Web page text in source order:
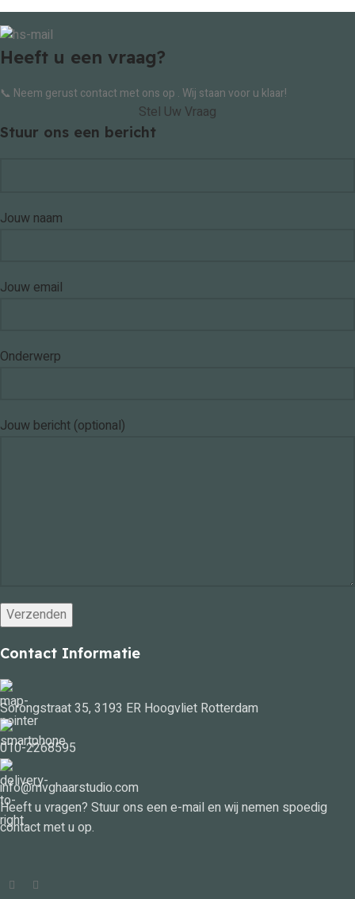
Heeft u een vraag?
📞 Neem gerust contact met ons op . Wij staan voor u klaar!
Stel Uw Vraag
Stuur ons een bericht
Jouw naam
Jouw email
Onderwerp
Jouw bericht (optional)
Contact Informatie
Sorongstraat 35, 3193 ER Hoogvliet Rotterdam
010-2268595
info@mvghaarstudio.com
Heeft u vragen? Stuur ons een e-mail en wij nemen spoedig
contact met u op.